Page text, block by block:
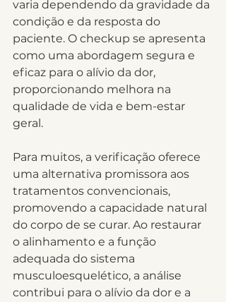
varia dependendo da gravidade da
condição e da resposta do
paciente. O checkup se apresenta
como uma abordagem segura e
eficaz para o alívio da dor,
proporcionando melhora na
qualidade de vida e bem-estar
geral.
Para muitos, a verificação oferece
uma alternativa promissora aos
tratamentos convencionais,
promovendo a capacidade natural
do corpo de se curar. Ao restaurar
o alinhamento e a função
adequada do sistema
musculoesquelético, a análise
contribui para o alívio da dor e a